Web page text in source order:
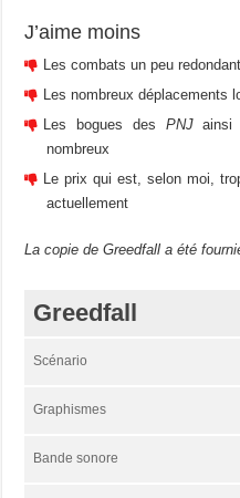
J’aime moins
Les combats un peu
Les nombreux déplacements
Les bogues des PNJainsi
nombreux
Le prix qui est, selon moi,
actuellement
La copie de Greedfall a été
Greedfall
Scénario
Graphismes
Bande sonore